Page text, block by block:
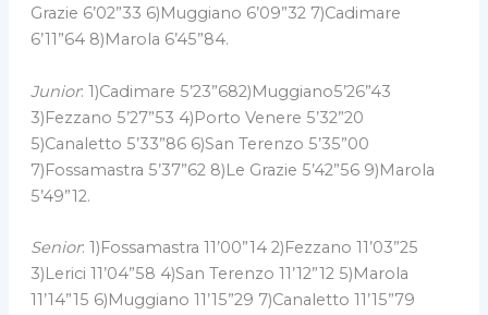
Grazie 6’02”33 6)Muggiano 6’09”32 7)Cadimare
6’11”64 8)Marola 6’45”84.
Junior: 1)Cadimare 5’23”682)Muggiano5’26”43
3)Fezzano 5’27”53 4)Porto Venere 5’32”20
5)Canaletto 5’33”86 6)San Terenzo 5’35”00
7)Fossamastra 5’37”62 8)Le Grazie 5’42”56 9)Marola
5’49”12.
Senior: 1)Fossamastra 11’00”14 2)Fezzano 11’03”25
3)Lerici 11’04”58 4)San Terenzo 11’12”12 5)Marola
11’14”15 6)Muggiano 11’15”29 7)Canaletto 11’15”79